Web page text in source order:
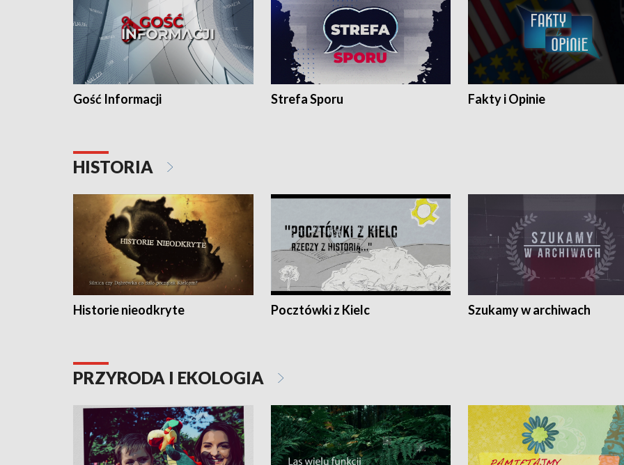
Gość Informacji Strefa Sporu Fakty i Opinie
HISTORIA
Historie nieodkryte Pocztówki z Kielc Szukamy w archiwach
PRZYRODA I EKOLOGIA